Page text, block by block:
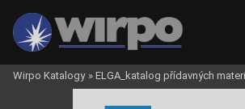
Wirpo Katalogy » ELGA_katalog přídavných